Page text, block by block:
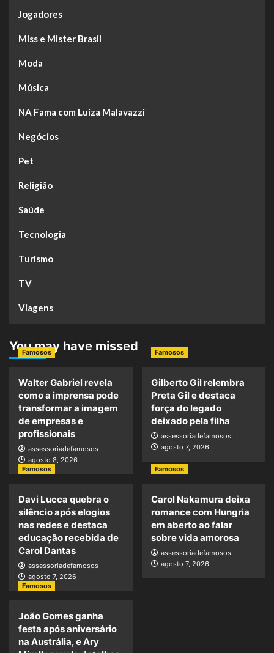
Jogadores
Miss e Mister Brasil
Moda
Música
NA Fama com Luiza Malavazzi
Negócios
Pet
Religião
Saúde
Tecnologia
Turismo
TV
Viagens
You may have missed
Famosos
Walter Gabriel revela
como a imprensa pode
transformar a imagem
de empresas e
profissionais
assessoriadefamosos
agosto 8, 2026
Famosos
Gilberto Gil relembra
Preta Gil e destaca
força do legado
deixado pela filha
assessoriadefamosos
agosto 7, 2026
Famosos
Davi Lucca quebra o
silêncio após elogios
nas redes e destaca
educação recebida de
Carol Dantas
assessoriadefamosos
agosto 7, 2026
Famosos
Carol Nakamura deixa
romance com Hungria
em aberto ao falar
sobre vida amorosa
assessoriadefamosos
agosto 7, 2026
Famosos
João Gomes ganha
festa após aniversário
na Austrália, e Ary